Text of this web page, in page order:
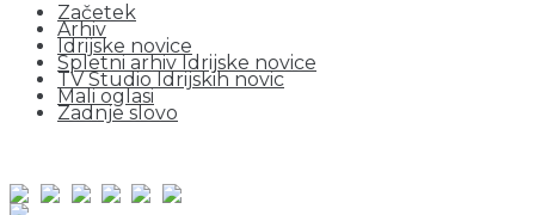
Začetek
Arhiv
Idrijske novice
Spletni arhiv Idrijske novice
TV Studio Idrijskih novic
Mali oglasi
Zadnje slovo